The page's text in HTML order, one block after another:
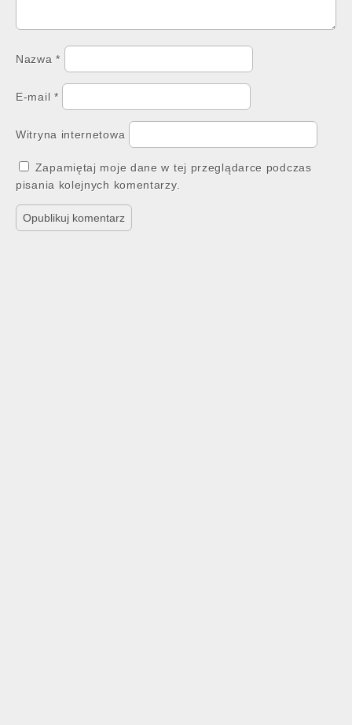
Nazwa*
E-mail *
Witryna internetowa
Zapamiętaj moje dane w tej przeglądarce podczas
pisania kolejnych komentarzy.